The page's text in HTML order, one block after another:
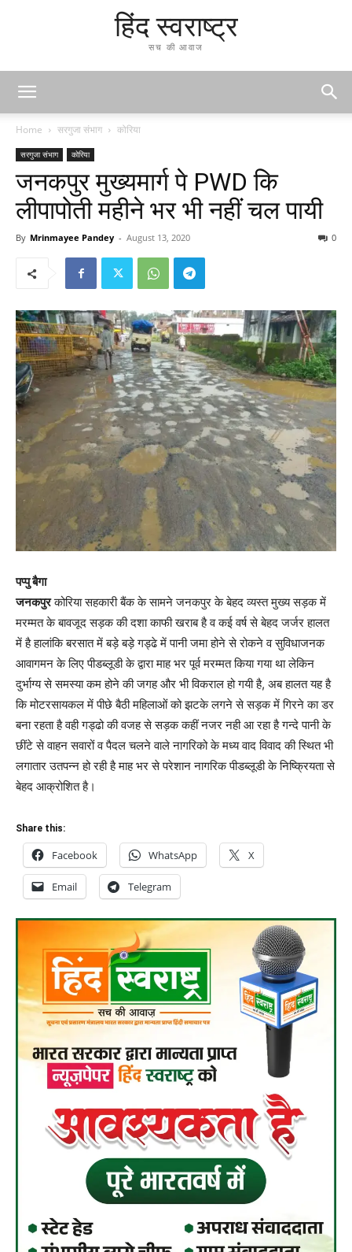
हिंद स्वराष्ट्र
सच की आवाज
Home सरगुजा संभाग कोरिया
सरगुजा संभाग कोरिया
जनकपुर मुख्यमार्ग पे PWD कि
लीपापोती महीने भर भी नहीं चल पायी
By Mrinmayee Pandey - August 13, 2020 0
पप्पु बैगा
जनकपुरकोरिया सहकारी बैंक के सामने जनकपुर के बेहद व्यस्त मुख्य सड़क में
मरम्मत के बावजूद सड़क की दशा काफी खराब है व कई वर्ष से बेहद जर्जर हालत
में है हालांकि बरसात में बड़े बड़े गड्ढे में पानी जमा होने से रोकने व सुविधाजनक
आवागमन के लिए पीडब्लूडी के द्वारा माह भर पूर्व मरम्मत किया गया था लेकिन
दुर्भाग्य से समस्या कम होने की जगह और भी विकराल हो गयी है, अब हालत यह है
कि मोटरसायकल में पीछे बैठी महिलाओं को झटके लगने से सड़क में गिरने का डर
बना रहता है वही गड्ढो की वजह से सड़क कहीं नजर नही आ रहा है गन्दे पानी के
छींटे से वाहन सवारों व पैदल चलने वाले नागरिको के मध्य वाद विवाद की स्थित भी
लगातार उतपन्न हो रही है माह भर से परेशान नागरिक पीडब्लूडी के निष्क्रियता से
बेहद आक्रोशित है।
Share this:
Facebook WhatsApp X
Email Telegram